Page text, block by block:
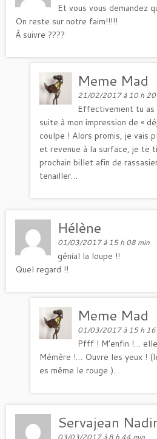
Et vous vous demandez
On reste sur notre faim!!!!!
À suivre ????
Meme Mad
21/02/2017 à 10 h 20
Effectivement tu as
suite à mon impression de «
coulpe ! Alors promis, je vais
et revenue à la surface, je te
prochain billet afin de
tenailler…
Hélène
01/03/2017 à 15 h 08 min
génial la loupe !!
Quel regard !!
Meme Mad
01/03/2017 à 15 h 16
Pfff ! M’enfin !…
Mémère !… Ouvre les yeux !
es même le rouge )…
Servajean
03/03/2017 à 8 h 44 min